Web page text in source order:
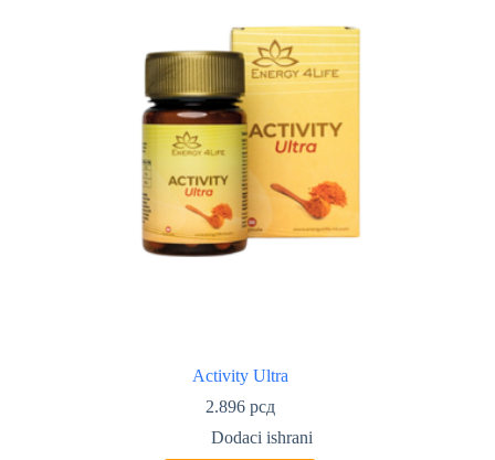
Activity Ultra
2.896 рсд
Dodaci ishrani